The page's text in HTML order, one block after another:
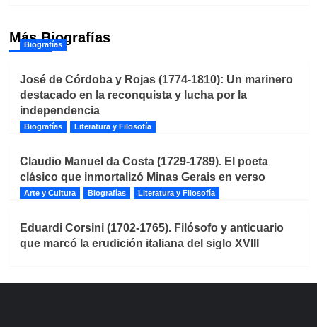
Más Biografías
Biografías
José de Córdoba y Rojas (1774-1810): Un marinero
destacado en la reconquista y lucha por la
independencia
Biografías Literatura y Filosofía
Claudio Manuel da Costa (1729-1789). El poeta
clásico que inmortalizó Minas Gerais en verso
Arte y Cultura Biografías Literatura y Filosofía
Eduardi Corsini (1702-1765). Filósofo y anticuario
que marcó la erudición italiana del siglo XVIII